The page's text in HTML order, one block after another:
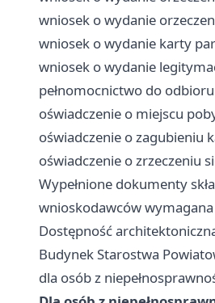
wniosek o wydanie
wniosek o wydanie karty
wniosek o wydanie
pełnomocnictwo do
oświadczenie o miejscu
oświadczenie o zagubieniu
oświadczenie o zrzeczeniu
Wypełnione dokumenty
wnioskodawców
Dostępność
Budynek Starostwa
dla osób z